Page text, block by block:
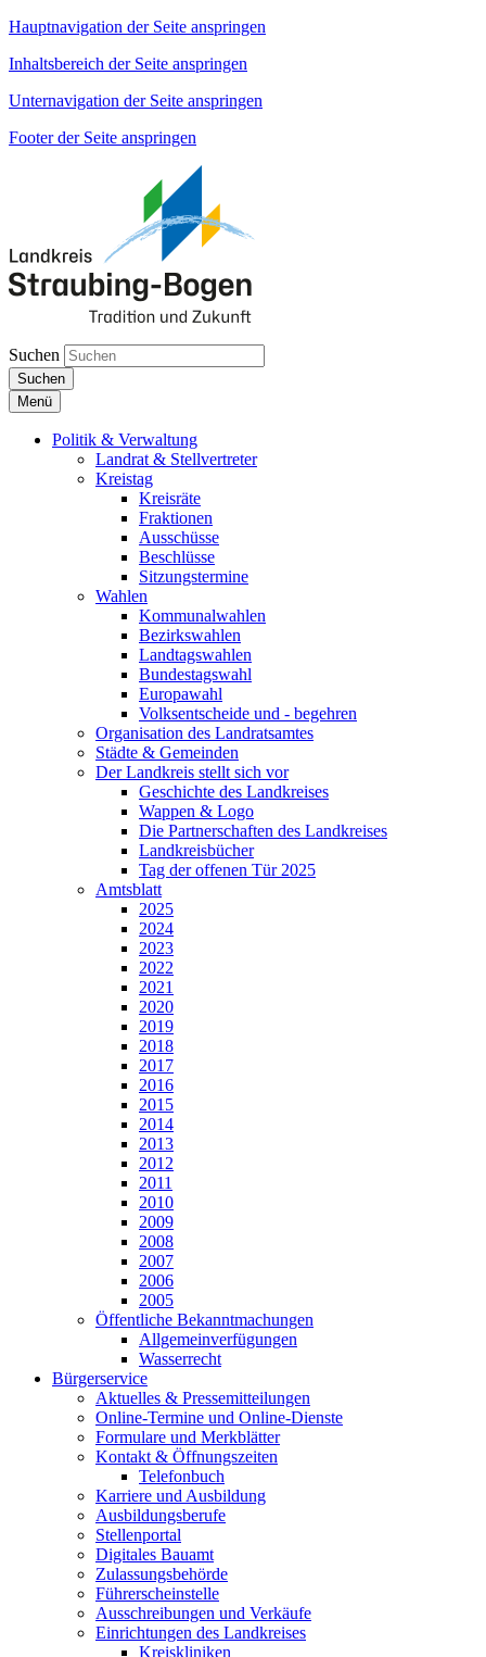
Hauptnavigation der Seite anspringen
Inhaltsbereich der Seite anspringen
Unternavigation der Seite anspringen
Footer der Seite anspringen
Suchen
Suchen
Menü
Politik & Verwaltung
Landrat & Stellvertreter
Kreistag
Kreisräte
Fraktionen
Ausschüsse
Beschlüsse
Sitzungstermine
Wahlen
Kommunalwahlen
Bezirkswahlen
Landtagswahlen
Bundestagswahl
Europawahl
Volksentscheide und - begehren
Organisation des Landratsamtes
Städte & Gemeinden
Der Landkreis stellt sich vor
Geschichte des Landkreises
Wappen & Logo
Die Partnerschaften des Landkreises
Landkreisbücher
Tag der offenen Tür 2025
Amtsblatt
2025
2024
2023
2022
2021
2020
2019
2018
2017
2016
2015
2014
2013
2012
2011
2010
2009
2008
2007
2006
2005
Öffentliche Bekanntmachungen
Allgemeinverfügungen
Wasserrecht
Bürgerservice
Aktuelles & Pressemitteilungen
Online-Termine und Online-Dienste
Formulare und Merkblätter
Kontakt & Öffnungszeiten
Telefonbuch
Karriere und Ausbildung
Ausbildungsberufe
Stellenportal
Digitales Bauamt
Zulassungsbehörde
Führerscheinstelle
Ausschreibungen und Verkäufe
Einrichtungen des Landkreises
Kreiskliniken